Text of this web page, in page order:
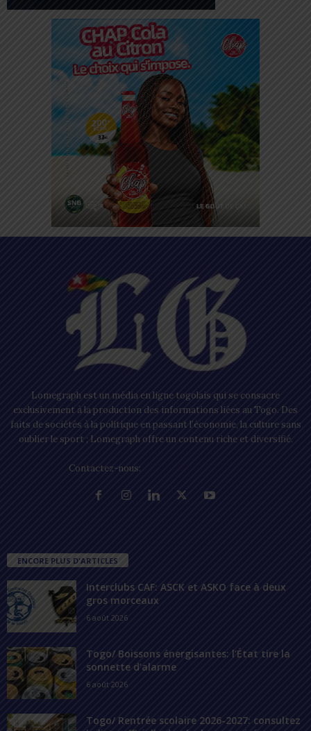
Lomegraph est un média en ligne togolais qui se consacre
exclusivement à la production des informations liées au Togo. Des
faits de sociétés à la politique en passant l’économie, la culture sans
oublier le sport ; Lomegraph offre un contenu riche et diversifié.
Contactez-nous:
ENCORE PLUS D'ARTICLES
Interclubs CAF: ASCK et ASKO face à deux
gros morceaux
6 août 2026
Togo/ Boissons énergisantes: l’État tire la
sonnette d’alarme
6 août 2026
Togo/ Rentrée scolaire 2026-2027: consultez